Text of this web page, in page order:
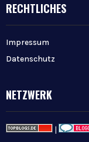
RECHTLICHES
Impressum
Datenschutz
NETZWERK
|